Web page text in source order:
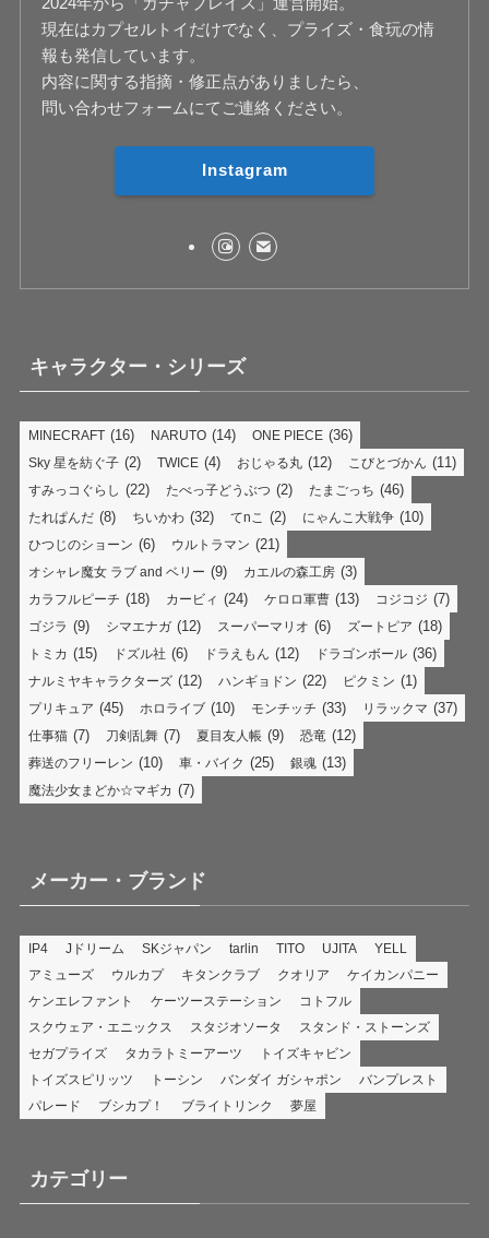
現在はカプセルトイだけでなく、プライズ・食玩の情
報も発信しています。
内容に関する指摘・修正点がありましたら、
問い合わせフォームにてご連絡ください。
Instagram
キャラクター・シリーズ
MINECRAFT (16) NARUTO (14) ONE PIECE (36)
Sky 星を紡ぐ子 (2) TWICE (4) おじゃる丸 (12) こびとづかん (11)
すみっコぐらし (22) たべっ子どうぶつ (2) たまごっち (46)
たれぱんだ (8) ちいかわ (32) てnこ (2) にゃんこ大戦争 (10)
ひつじのショーン (6) ウルトラマン (21)
オシャレ魔女 ラブ and ベリー (9) カエルの森工房 (3)
カラフルピーチ (18) カービィ (24) ケロロ軍曹 (13) コジコジ (7)
ゴジラ (9) シマエナガ (12) スーパーマリオ (6) ズートピア (18)
トミカ (15) ドズル社 (6) ドラえもん (12) ドラゴンボール (36)
ナルミヤキャラクターズ (12) ハンギョドン (22) ピクミン (1)
プリキュア (45) ホロライブ (10) モンチッチ (33) リラックマ (37)
仕事猫 (7) 刀剣乱舞 (7) 夏目友人帳 (9) 恐竜 (12)
葬送のフリーレン (10) 車・バイク (25) 銀魂 (13)
魔法少女まどか☆マギカ (7)
メーカー・ブランド
IP4 Jドリーム SKジャパン tarlin TITO UJITA
YELL
アミューズ
ウルカプ キタンクラブ クオリア
ケイカンパニー
ケンエレファント
ケーツーステーション
コトフル
スクウェア・エニックス
スタジオソータ
スタンド・ストーンズ
セガプライズ
タカラトミーアーツ
トイズキャビン
トイズスピリッツ
トーシン バンダイ ガシャポン
バンプレスト
パレード
ブシカプ！ ブライトリンク 夢屋
カテゴリー